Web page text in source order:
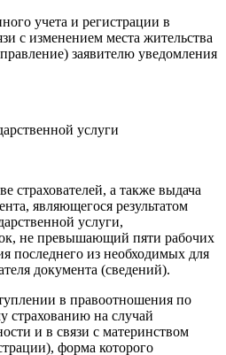
учета и регистрации в
с изменением места жительства
заявителю уведомления
услуги
страхователей, а также выдача
являющегося результатом
услуги,
не превышающий пяти рабочих
последнего из необходимых для
документа (сведений).
в правоотношения по
страхованию на случай
и в связи с материнством
форма которого